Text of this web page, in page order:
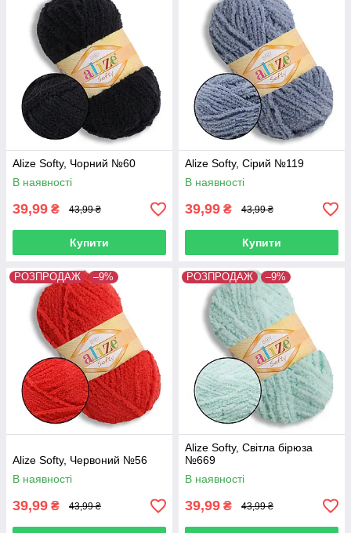
Alize Softy, Чорний №60
В наявності
39,99 ₴ 43,99 ₴
Купити
Alize Softy, Сірий №119
В наявності
39,99 ₴ 43,99 ₴
Купити
РОЗПРОДАЖ –9%
Alize Softy, Червоний №56
В наявності
39,99 ₴ 43,99 ₴
РОЗПРОДАЖ –9%
Alize Softy, Світла бірюза
№669
В наявності
39,99 ₴ 43,99 ₴